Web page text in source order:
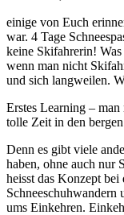
einige von Euch
war. 4 Tage
keine Skifahrerin!
wenn man nicht
und sich langweilen.
Erstes Learning –
tolle Zeit in den
Denn es gibt viele
haben, ohne auch nur
heisst das Konzept bei
Schneeschuhwandern
ums Einkehren.